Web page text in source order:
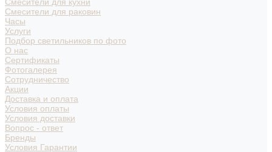
Смесители для раковин
Часы
Услуги
Подбор светильников по фото
О нас
Сертификаты
Фотогалерея
Сотрудничество
Акции
Доставка и оплата
Условия оплаты
Условия доставки
Вопрос - ответ
Бренды
Условия Гарантии